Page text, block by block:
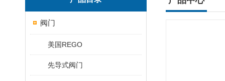
阀门
美国REGO
先导式阀门